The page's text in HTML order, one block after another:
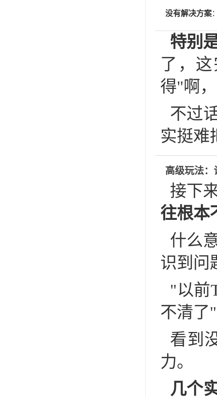
没有解决方案
特别
了，
得"啊
不过
实挺难
高级玩法：
接下
往根本
什么
识到问
"以前
不清了"
看到
力。
几个